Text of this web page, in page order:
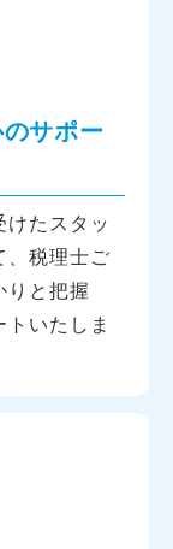
サポー
けたスタッ
、税理士ご
りと把握
いたしま